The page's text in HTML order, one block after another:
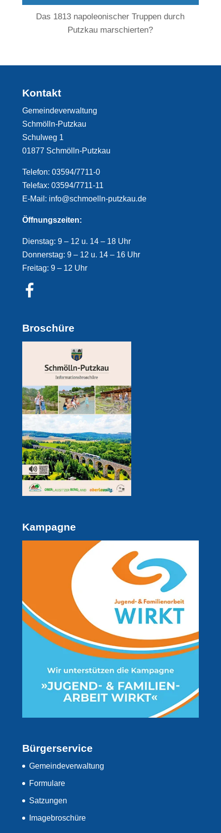
Das 1813 napoleonischer Truppen durch
Putzkau marschierten?
Kontakt
Gemeindeverwaltung
Schmölln-Putzkau
Schulweg 1
01877 Schmölln-Putzkau
Telefon: 03594/7711-0
Telefax: 03594/7711-11
E-Mail: info@schmoelln-putzkau.de
Öffnungszeiten:
Dienstag: 9 – 12 u. 14 – 18 Uhr
Donnerstag: 9 – 12 u. 14 – 16 Uhr
Freitag: 9 – 12 Uhr
Broschüre
Kampagne
Bürgerservice
Gemeindeverwaltung
Formulare
Satzungen
Imagebroschüre